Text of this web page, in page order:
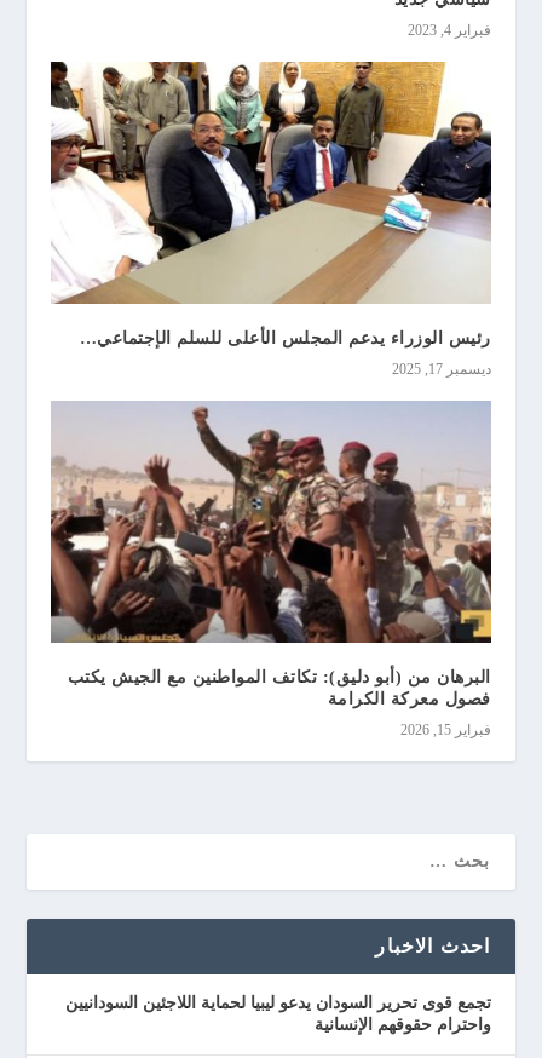
فبراير 4, 2023
رئيس الوزراء يدعم المجلس الأعلى للسلم الإجتماعي…
ديسمبر 17, 2025
البرهان من (أبو دليق): تكاتف المواطنين مع الجيش يكتب
فصول معركة الكرامة
فبراير 15, 2026
احدث الاخبار
تجمع قوى تحرير السودان يدعو ليبيا لحماية اللاجئين السودانيين
واحترام حقوقهم الإنسانية